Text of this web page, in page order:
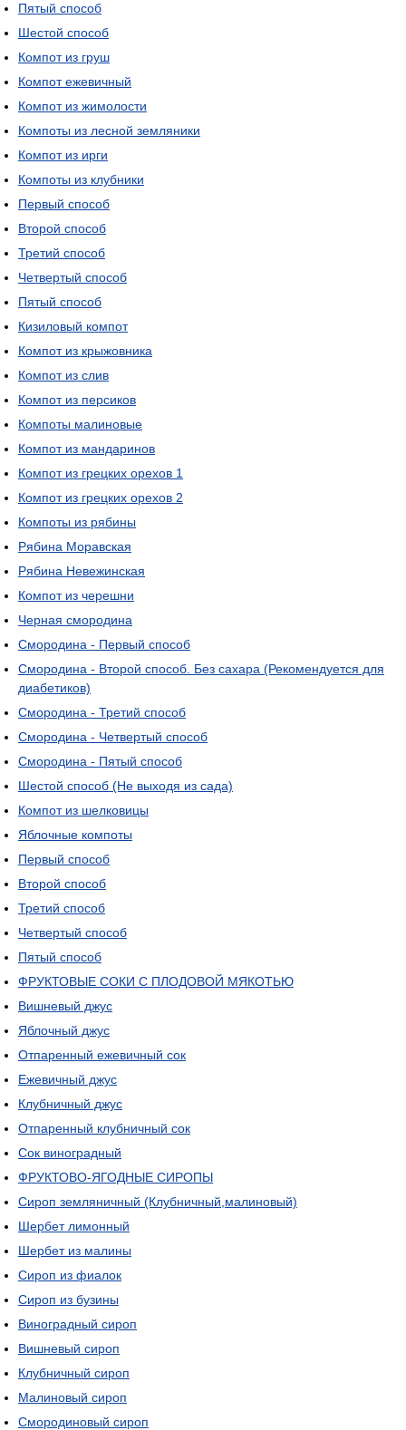
Пятый способ
Шестой способ
Компот из груш
Компот ежевичный
Компот из жимолости
Компоты из лесной земляники
Компот из ирги
Компоты из клубники
Первый способ
Второй способ
Третий способ
Четвертый способ
Пятый способ
Кизиловый компот
Компот из крыжовника
Компот из слив
Компот из персиков
Компоты малиновые
Компот из мандаринов
Компот из грецких орехов 1
Компот из грецких орехов 2
Компоты из рябины
Рябина Моравская
Рябина Невежинская
Компот из черешни
Черная смородина
Смородина - Первый способ
Смородина - Второй способ. Без сахара (Рекомендуется для
диабетиков)
Смородина - Третий способ
Смородина - Четвертый способ
Смородина - Пятый способ
Шестой способ (Не выходя из сада)
Компот из шелковицы
Яблочные компоты
Первый способ
Второй способ
Третий способ
Четвертый способ
Пятый способ
ФРУКТОВЫЕ СОКИ С ПЛОДОВОЙ МЯКОТЬЮ
Вишневый джус
Яблочный джус
Отпаренный ежевичный сок
Ежевичный джус
Клубничный джус
Отпаренный клубничный сок
Сок виноградный
ФРУКТОВО-ЯГОДНЫЕ СИРОПЫ
Сироп земляничный (Клубничный,малиновый)
Шербет лимонный
Шербет из малины
Сироп из фиалок
Сироп из бузины
Виноградный сироп
Вишневый сироп
Клубничный сироп
Малиновый сироп
Смородиновый сироп